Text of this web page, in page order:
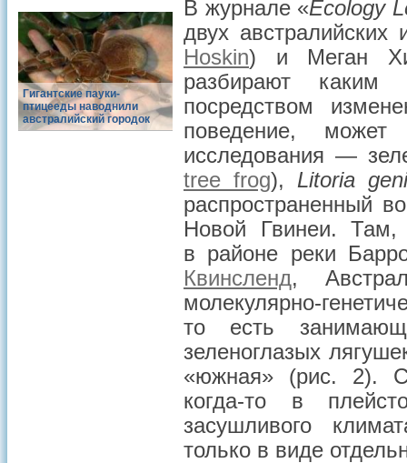
Гигантские пауки-
птицееды наводнили
австралийский городок
В журнале «Ecology
двух австралийских
Hoskin) и Меган
разбирают каким
посредством
поведение,
исследования —
tree frog), Litoria
распространенный
Новой Гвинеи. Там,
в районе реки
Квинсленд,
молекулярно-
то есть
зеленоглазых
«южная» (рис. 2).
когда-то в
засушливого
только в виде